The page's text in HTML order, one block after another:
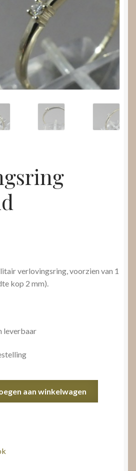
uitvouwen
verlovingsring, voorzien van 1
kop 2 mm).
leverbaar
aan winkelwagen